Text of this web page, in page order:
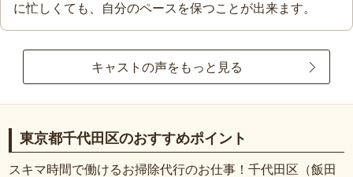
に忙しくても、自分のペースを保つことが出来ます。
キャストの声をもっと見る
東京都千代田区のおすすめポイント
スキマ時間で働けるお掃除代行のお仕事！千代田区（飯田